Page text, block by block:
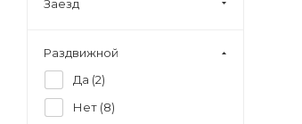
Заезд
Раздвижной
Да (2)
Нет (8)